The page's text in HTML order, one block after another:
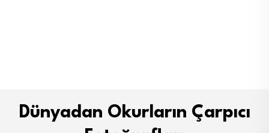
Dünyadan Okurların Çarpıcı